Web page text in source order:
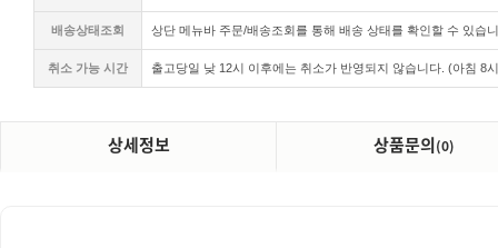
배송상태조회 상단 메뉴바 주문/배송조회를 통해 배송 상태를 확인할 수 있습
취소 가능 시간 출고당일 낮 12시 이후에는 취소가 반영되지 않습니다. (아침 8
상세정보 상품문의(0)